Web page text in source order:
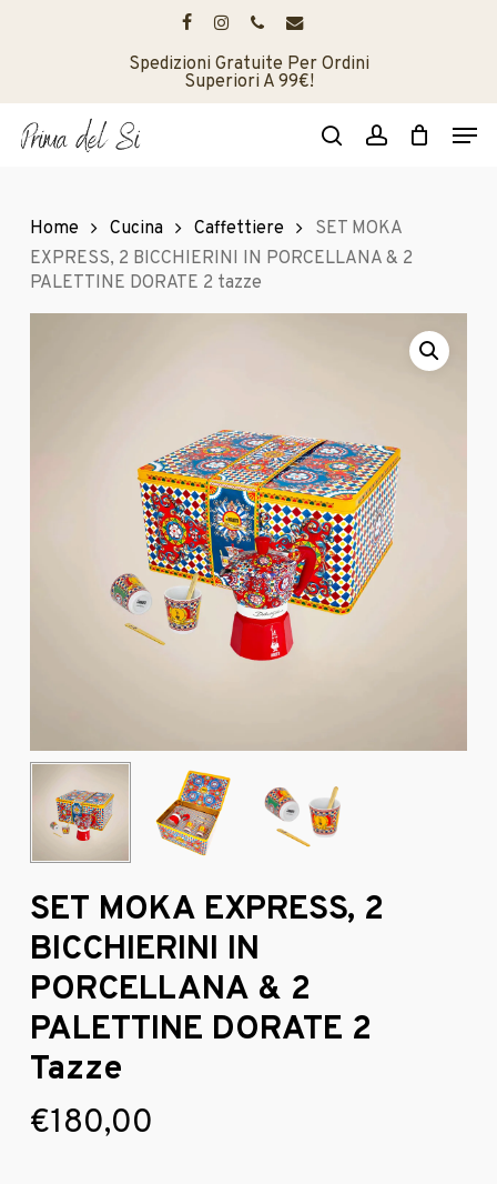
facebookinstagramphoneemail
Spedizioni Gratuite Per Ordini
Superiori A 99€!
Home Cucina Caffettiere
SET MOKA
EXPRESS, 2 BICCHIERINI IN PORCELLANA & 2
PALETTINE DORATE 2 tazze
SET MOKA EXPRESS, 2
BICCHIERINI IN
PORCELLANA & 2
PALETTINE DORATE 2
Tazze
€180,00